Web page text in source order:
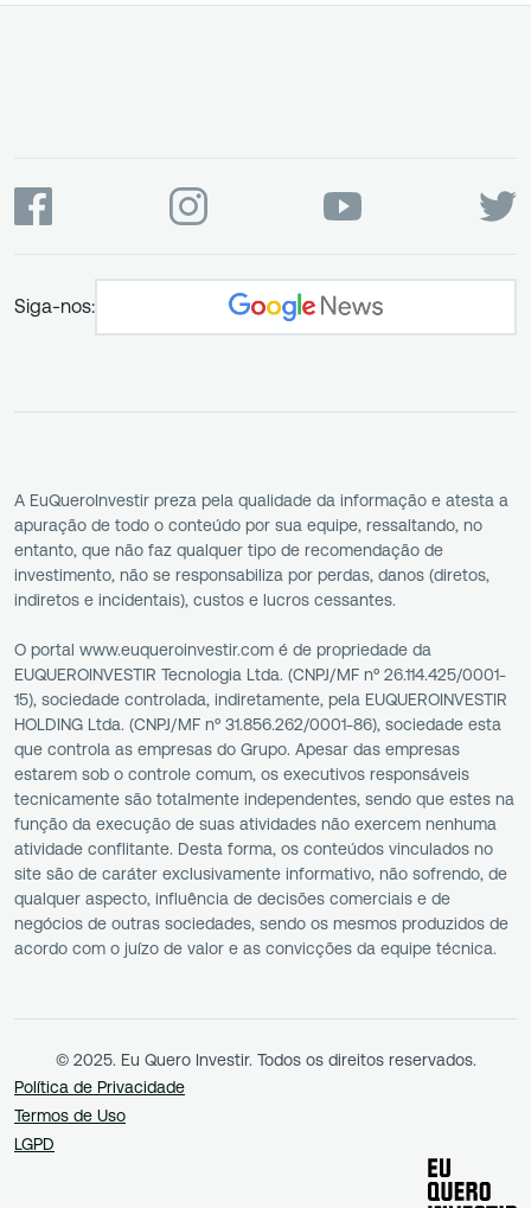
Siga-nos:
A EuQueroInvestir preza pela qualidade da informação e atesta a
apuração de todo o conteúdo por sua equipe, ressaltando, no
entanto, que não faz qualquer tipo de recomendação de
investimento, não se responsabiliza por perdas, danos (diretos,
indiretos e incidentais), custos e lucros cessantes.
O portal www.euqueroinvestir.com é de propriedade da
EUQUEROINVESTIR Tecnologia Ltda. (CNPJ/MF nº 26.114.425/0001-
15), sociedade controlada, indiretamente, pela EUQUEROINVESTIR
HOLDING Ltda. (CNPJ/MF nº 31.856.262/0001-86), sociedade esta
que controla as empresas do Grupo. Apesar das empresas
estarem sob o controle comum, os executivos responsáveis
tecnicamente são totalmente independentes, sendo que estes na
função da execução de suas atividades não exercem nenhuma
atividade conflitante. Desta forma, os conteúdos vinculados no
site são de caráter exclusivamente informativo, não sofrendo, de
qualquer aspecto, influência de decisões comerciais e de
negócios de outras sociedades, sendo os mesmos produzidos de
acordo com o juízo de valor e as convicções da equipe técnica.
© 2025. Eu Quero Investir. Todos os direitos reservados.
Política de Privacidade
Termos de Uso
LGPD